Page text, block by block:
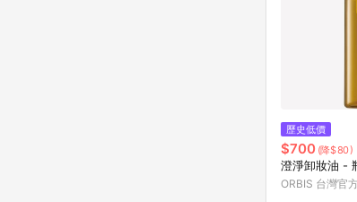
歷史低價
$700 (降$80)
澄淨卸妝油 -
ORBIS 台灣官